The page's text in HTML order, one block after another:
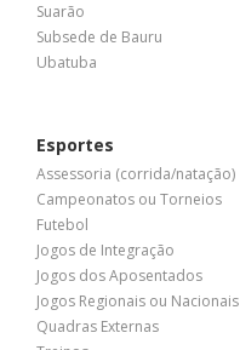
Suarão
Subsede de Bauru
Ubatuba
Esportes
Assessoria (corrida/natação)
Campeonatos ou Torneios
Futebol
Jogos de Integração
Jogos dos Aposentados
Jogos Regionais ou Nacionais
Quadras Externas